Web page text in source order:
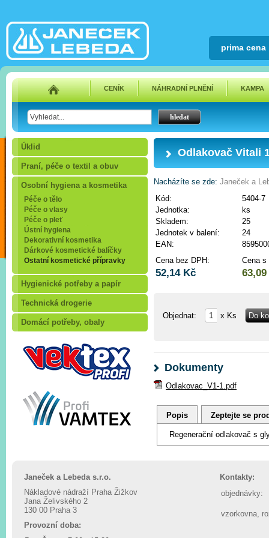
prima cena
CENÍK NÁHRADNÍ PLNĚNÍ KAMPA
Úklid
Praní, péče o textil a obuv
Osobní hygiena a kosmetika
Péče o tělo
Péče o vlasy
Péče o pleť
Ústní hygiena
Dekorativní kosmetika
Dárkové kosmetické balíčky
Ostatní kosmetické přípravky
Hygienické potřeby a papír
Technická drogerie
Domácí potřeby, obaly
Odlakovač Vitali
Nacházíte se zde: Janeček a
Kód:
5404-7
Jednotka:
ks
Skladem:
25
Jednotek v balení:
24
EAN:
Cena bez DPH:
Cena s
52,14 Kč
Objednat: x Ks
Dokumenty
Odlakovac_V1-1.pdf
Popis Zeptejte se
Regenerační odlakovač s
Janeček a Lebeda s.r.o.
Nákladové nádraží Praha Žižkov
Jana Želivského 2
130 00 Praha 3
Provozní doba:
Kontakty:
objednávky:
vzorkovna,